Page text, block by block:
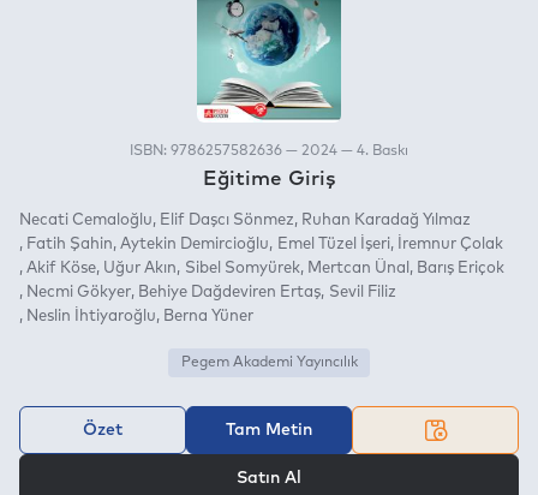
ISBN: 9786257582636 — 2024 — 4. Baskı
Eğitime Giriş
Necati Cemaloğlu Elif Daşcı Sönmez
Ruhan Karadağ Yılmaz
Fatih Şahin Aytekin Demircioğlu Emel Tüzel İşeri
İremnur Çolak
Akif Köse Uğur Akın Sibel Somyürek Mertcan Ünal
Barış Eriçok
Necmi Gökyer
Behiye Dağdeviren Ertaş
Sevil Filiz
Neslin İhtiyaroğlu
Berna Yüner
Pegem Akademi Yayıncılık
Özet Tam Metin
Satın Al